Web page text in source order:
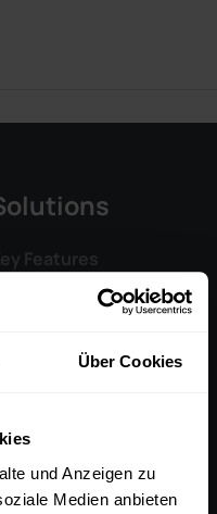
Über Cookies
und Anzeigen zu
Medien anbieten
Features
Media Center